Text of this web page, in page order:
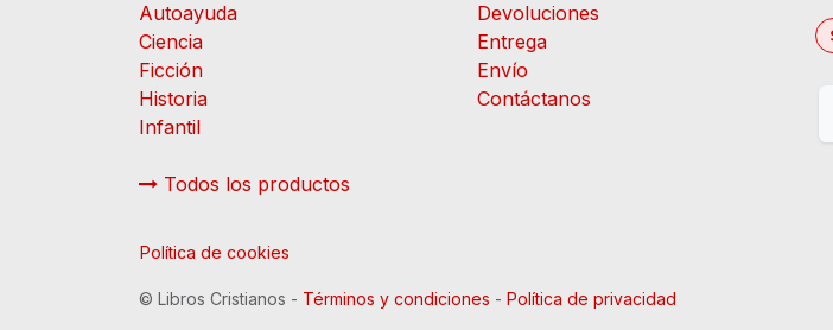
Autoayuda
Ciencia
Ficción
Historia
Infantil
Todos los productos
Devoluciones
Entrega
Envío
Contáctanos
Política de cookies
© Libros Cristianos - Términos y condiciones - Política de privacidad